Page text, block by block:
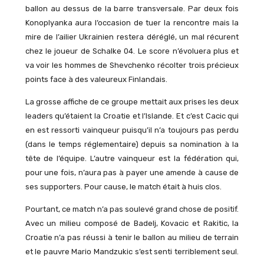
ballon au dessus de la barre transversale. Par deux fois
Konoplyanka aura l’occasion de tuer la rencontre mais la
mire de l’ailier Ukrainien restera déréglé, un mal récurent
chez le joueur de Schalke 04. Le score n’évoluera plus et
va voir les hommes de Shevchenko récolter trois précieux
points face à des valeureux Finlandais.
La grosse affiche de ce groupe mettait aux prises les deux
leaders qu’étaient la Croatie et l’Islande. Et c’est Cacic qui
en est ressorti vainqueur puisqu’il n’a toujours pas perdu
(dans le temps réglementaire) depuis sa nomination à la
tête de l’équipe. L’autre vainqueur est la fédération qui,
pour une fois, n’aura pas à payer une amende à cause de
ses supporters. Pour cause, le match était à huis clos.
Pourtant, ce match n’a pas soulevé grand chose de positif.
Avec un milieu composé de Badelj, Kovacic et Rakitic, la
Croatie n’a pas réussi à tenir le ballon au milieu de terrain
et le pauvre Mario Mandzukic s’est senti terriblement seul.